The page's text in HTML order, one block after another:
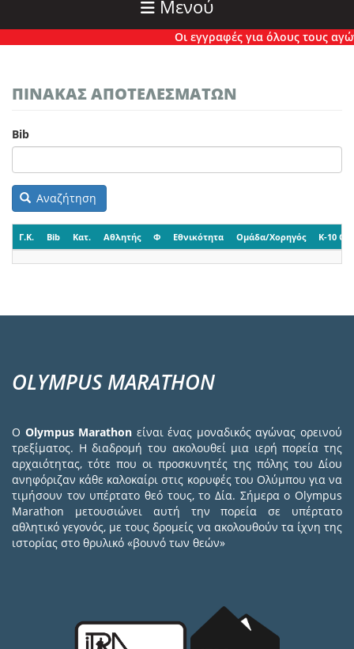
Μενού
Οι εγγραφές για όλους τους
ΠΙΝΑΚΑΣ ΑΠΟΤΕΛΕΣΜΑΤΩΝ
Bib
Αναζήτηση
Γ.Κ. Bib Κατ. Αθλητής Φ Εθνικότητα Ομάδα/Χορηγός K-10
OLYMPUS MARATHON
Ο Olympus Marathon είναι ένας μοναδικός αγώνας ορεινού
τρεξίματος. Η διαδρομή του ακολουθεί μια ιερή πορεία της
αρχαιότητας, τότε που οι προσκυνητές της πόλης του Δίου
ανηφόριζαν κάθε καλοκαίρι στις κορυφές του Ολύμπου για να
τιμήσουν τον υπέρτατο θεό τους, το Δία. Σήμερα ο Olympus
Marathon μετουσιώνει αυτή την πορεία σε υπέρτατο
αθλητικό γεγονός, με τους δρομείς να ακολουθούν τα ίχνη της
ιστορίας στο θρυλικό «βουνό των θεών»